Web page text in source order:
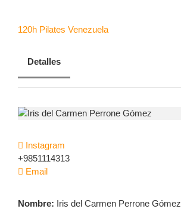
120h Pilates Venezuela
Detalles
Instagram
+9851114313
Email
Nombre: Iris del Carmen Perrone Gómez